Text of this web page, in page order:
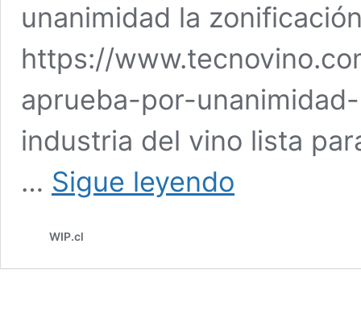
unanimidad la
https://
aprueba-por-
industria del vino lista
… Sigue leyendo
semana
WIP.cl